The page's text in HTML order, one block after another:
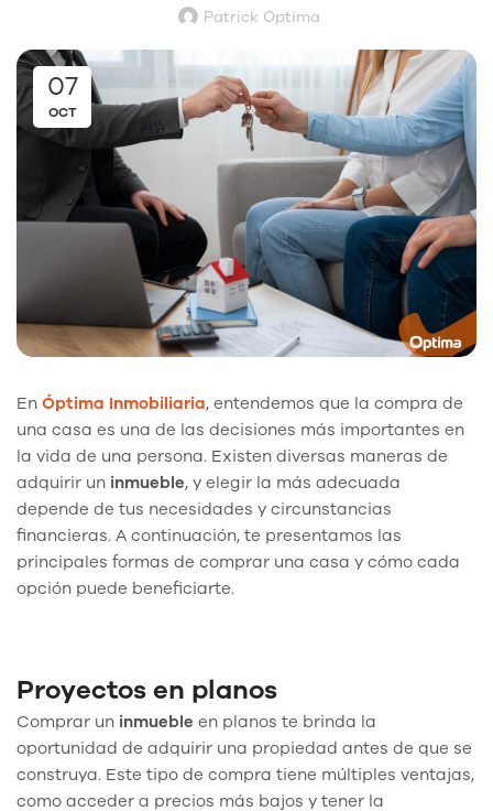
Patrick Optima
07
OCT
En Óptima Inmobiliaria, entendemos que la compra de
una casa es una de las decisiones más importantes en
la vida de una persona. Existen diversas maneras de
adquirir un inmueble, y elegir la más adecuada
depende de tus necesidades y circunstancias
financieras. A continuación, te presentamos las
principales formas de comprar una casa y cómo cada
opción puede beneficiarte.
Proyectos en planos
Comprar un inmueble en planos te brinda la
oportunidad de adquirir una propiedad antes de que se
construya. Este tipo de compra tiene múltiples ventajas,
como acceder a precios más bajos y tener la